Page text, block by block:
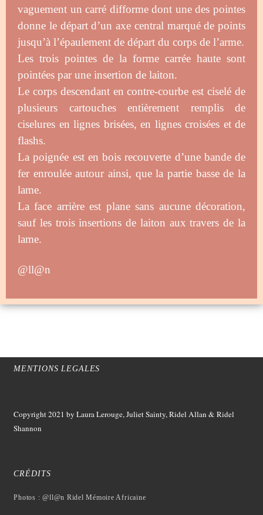
vaguement un carré difforme dont une des pointes
donne le départ d’un axe central marqué de points
jusqu’à l’épaulement de départ du corps de l’arme.
Les trois pointes de la forme carrée haute sont
pointées par une insertion de laiton.
Le corps descendant en contre-courbe est ciselé de
plusieurs cartouches entièrement remplis de
ciselures en lignes brisées, en lignes croisées et de
flashs.
La poignée est en bois recouverte d’une bande de
fer enroulée autour ainsi, que la partie basse de la
lame.
La face arrière est plane sans aucune décoration,
sauf les trois insertions de laiton aux travers de la
lame.
@ll@n
MENTIONS LEGALES
Copyright 2021 by Laura Lerouge, Juliet Sainty, Ridel Allan &Ridel
Shannon
CRÉDITS
Photos : @ll@n Ridel Mémoire Africaine